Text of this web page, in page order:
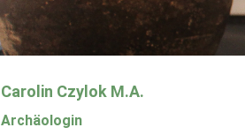
Carolin Czylok M.A.
Archäologin